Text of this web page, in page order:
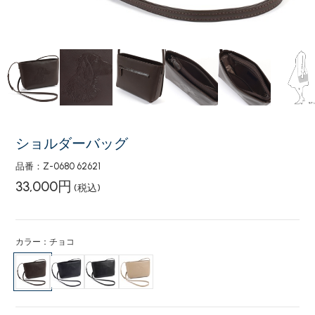
ショルダーバッグ
品番：Z-0680 62621
33,000円 (税込)
カラー：チョコ